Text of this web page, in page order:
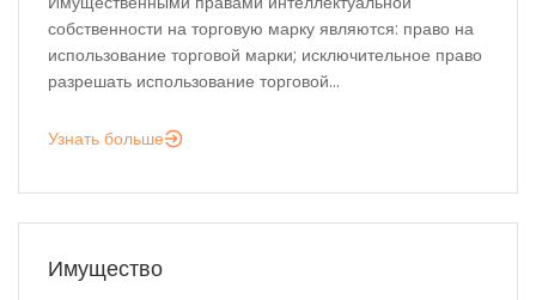
собственности на торговую марку являются: право на
использование торговой марки; исключительное право
разрешать использование торговой...
Узнать больше
Имущество